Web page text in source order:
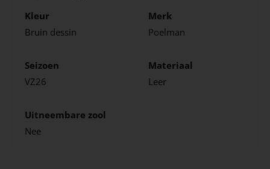
Kleur
Bruin dessin
Merk
Poelman
Seizoen
VZ26
Materiaal
Leer
Uitneembare zool
Nee